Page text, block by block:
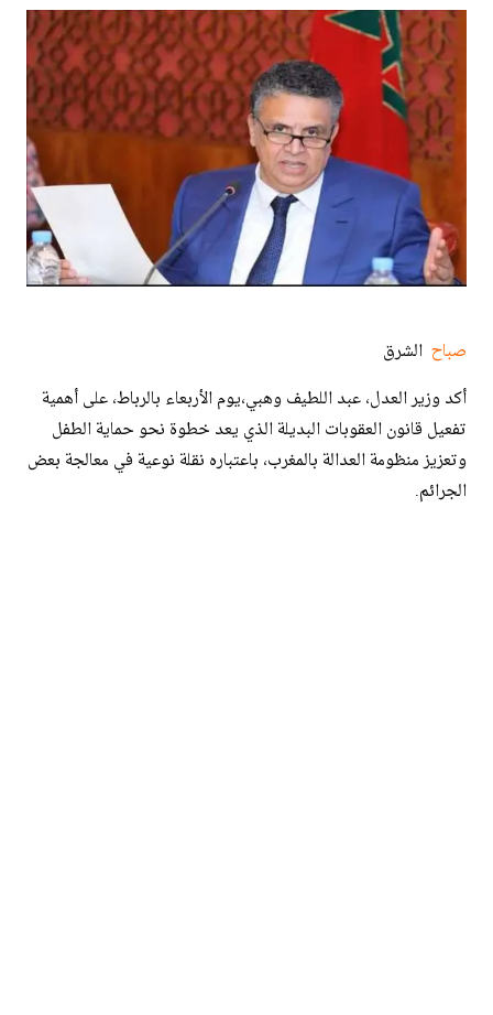
صباحالشرق
أكد وزير العدل، عبد اللطيف وهبي،يوم الأربعاء بالرباط، على أهمية
تفعيل قانون العقوبات البديلة الذي يعد خطوة نحو حماية الطفل
وتعزيز منظومة العدالة بالمغرب، باعتباره نقلة نوعية في معالجة بعض
الجرائم.